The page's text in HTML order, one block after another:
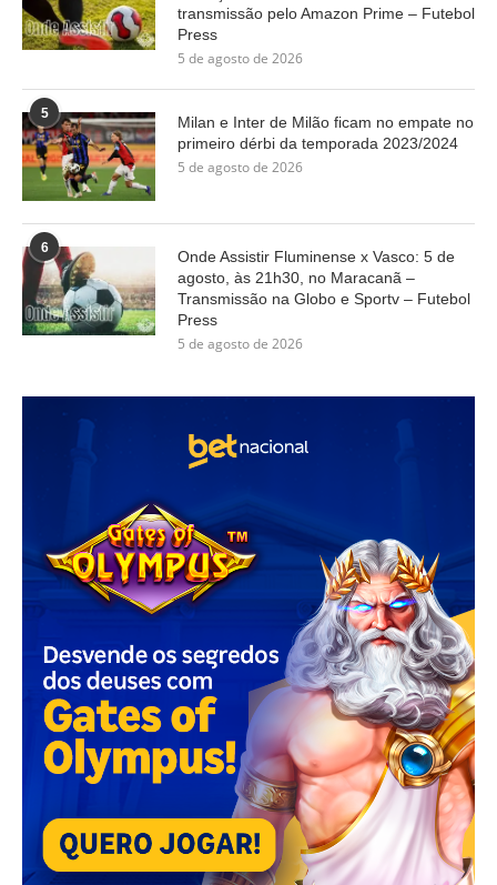
transmissão pelo Amazon Prime – Futebol
Press
5 de agosto de 2026
5
Milan e Inter de Milão ficam no empate no
primeiro dérbi da temporada 2023/2024
5 de agosto de 2026
6
Onde Assistir Fluminense x Vasco: 5 de
agosto, às 21h30, no Maracanã –
Transmissão na Globo e Sportv – Futebol
Press
5 de agosto de 2026